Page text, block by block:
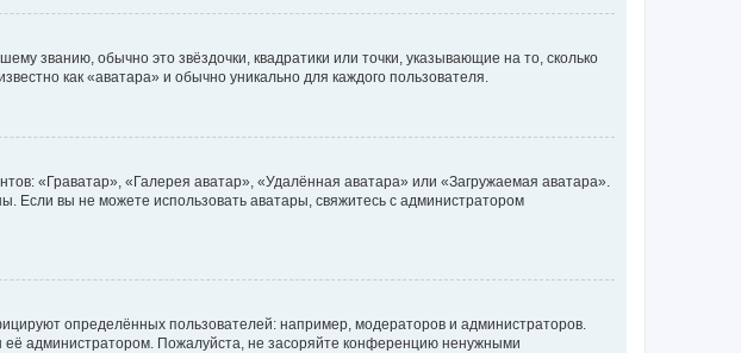
званию, обычно это звёздочки, квадратики или точки, указывающие на то, сколько
как «аватара» и обычно уникально для каждого пользователя.
«Граватар», «Галерея аватар», «Удалённая аватара» или «Загружаемая аватара».
Если вы не можете использовать аватары, свяжитесь с администратором
определённых пользователей: например, модераторов и администраторов.
администратором. Пожалуйста, не засоряйте конференцию ненужными